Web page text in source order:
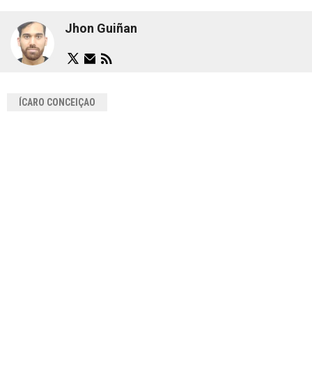
Jhon Guiñan
ÍCARO CONCEIÇAO